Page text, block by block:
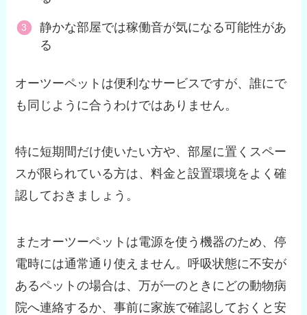
静かな部屋では稼働音が気になる可能性があ
る
オーツーペットは便利なサービスですが、誰にで
も同じように合うわけではありません。
特に短期間だけ使いたい方や、部屋に置くスペー
スが限られている方は、料金と設置環境をよく確
認しておきましょう。
またオーツーペットは電源を使う機器のため、停
電時には通常通り使えません。呼吸状態に不安が
あるペットの場合は、万が一のときにどの動物病
院へ連絡するか、事前に家族で確認しておくと安